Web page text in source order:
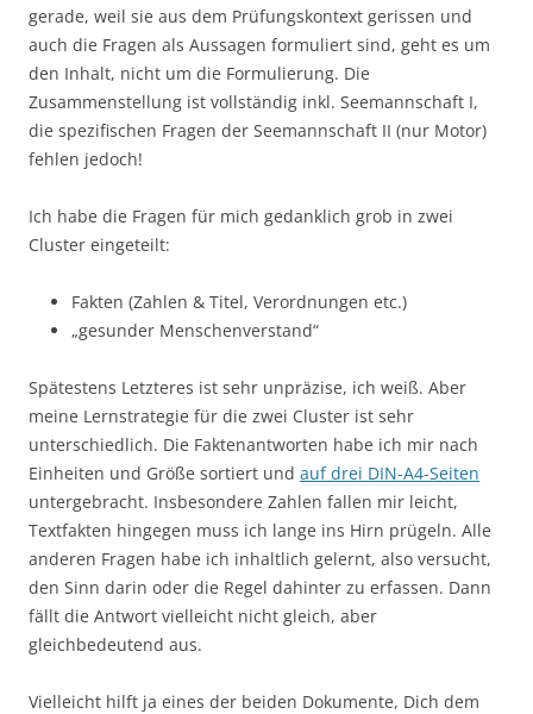
gerade, weil sie aus dem Prüfungskontext gerissen und
auch die Fragen als Aussagen formuliert sind, geht es um
den Inhalt, nicht um die Formulierung. Die
Zusammenstellung ist vollständig inkl. Seemannschaft I,
die spezifischen Fragen der Seemannschaft II (nur Motor)
fehlen jedoch!
Ich habe die Fragen für mich gedanklich grob in zwei
Cluster eingeteilt:
Fakten (Zahlen & Titel, Verordnungen etc.)
„gesunder Menschenverstand“
Spätestens Letzteres ist sehr unpräzise, ich weiß. Aber
meine Lernstrategie für die zwei Cluster ist sehr
unterschiedlich. Die Faktenantworten habe ich mir nach
Einheiten und Größe sortiert und auf drei DIN-A4-Seiten
untergebracht. Insbesondere Zahlen fallen mir leicht,
Textfakten hingegen muss ich lange ins Hirn prügeln. Alle
anderen Fragen habe ich inhaltlich gelernt, also versucht,
den Sinn darin oder die Regel dahinter zu erfassen. Dann
fällt die Antwort vielleicht nicht gleich, aber
gleichbedeutend aus.
Vielleicht hilft ja eines der beiden Dokumente, Dich dem